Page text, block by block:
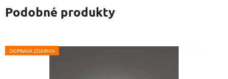
Podobné produkty
DOPRAVA ZDARMA